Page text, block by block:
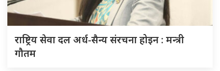
राष्ट्रिय सेवा दल अर्ध-सैन्य संरचना होइन : मन्त्री
गौतम